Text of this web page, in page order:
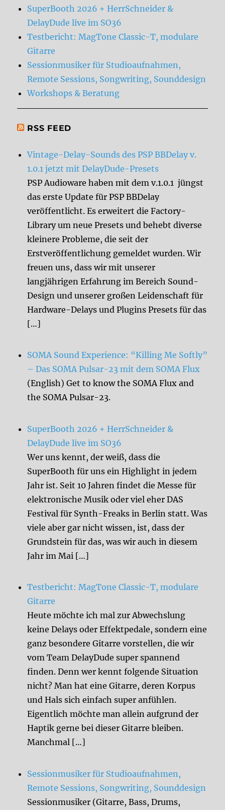
SuperBooth 2026 + HerrSchneider &
DelayDude live im SO36
Testbericht: MagTone Classic-T, modulare
Gitarre
Sessionmusiker für Studioaufnahmen,
Remote Sessions, Songwriting, Sounddesign
Workshops & Beratung
RSS FEED
Vintage-Delay-Sounds des PSP BBDelay v.
1.0.1 jetzt mit DelayDude-Presets
PSP Audioware haben mit dem v.1.0.1 jüngst
das erste Update für PSP BBDelay
veröffentlicht. Es erweitert die Factory-
Library um neue Presets und behebt diverse
kleinere Probleme, die seit der
Erstveröffentlichung gemeldet wurden. Wir
freuen uns, dass wir mit unserer
langjährigen Erfahrung im Bereich Sound-
Design und unserer großen Leidenschaft für
Hardware-Delays und Plugins Presets für das
[…]
SOMA Sound Experience: “Killing Me Softly”
– Das SOMA Pulsar-23 mit dem SOMA Flux
(English) Get to know the SOMA Flux and
the SOMA Pulsar-23.
SuperBooth 2026 + HerrSchneider &
DelayDude live im SO36
Wer uns kennt, der weiß, dass die
SuperBooth für uns ein Highlight in jedem
Jahr ist. Seit 10 Jahren findet die Messe für
elektronische Musik oder viel eher DAS
Festival für Synth-Freaks in Berlin statt. Was
viele aber gar nicht wissen, ist, dass der
Grundstein für das, was wir auch in diesem
Jahr im Mai […]
Testbericht: MagTone Classic-T, modulare
Gitarre
Heute möchte ich mal zur Abwechslung
keine Delays oder Effektpedale, sondern eine
ganz besondere Gitarre vorstellen, die wir
vom Team DelayDude super spannend
finden. Denn wer kennt folgende Situation
nicht? Man hat eine Gitarre, deren Korpus
und Hals sich einfach super anfühlen.
Eigentlich möchte man allein aufgrund der
Haptik gerne bei dieser Gitarre bleiben.
Manchmal […]
Sessionmusiker für Studioaufnahmen,
Remote Sessions, Songwriting, Sounddesign
Sessionmusiker (Gitarre, Bass, Drums,